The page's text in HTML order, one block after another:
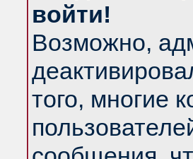
войти!
Возможно,
того, многие